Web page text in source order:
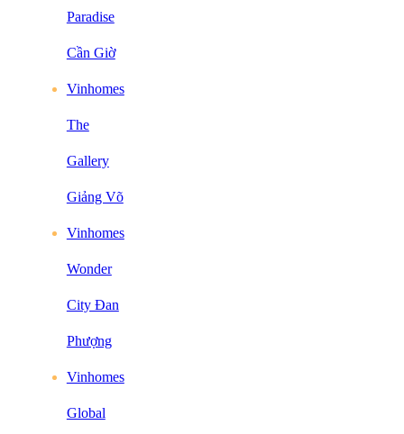
Paradise
Cần Giờ
Vinhomes
The
Gallery
Giảng Võ
Vinhomes
Wonder
City Đan
Phượng
Vinhomes
Global